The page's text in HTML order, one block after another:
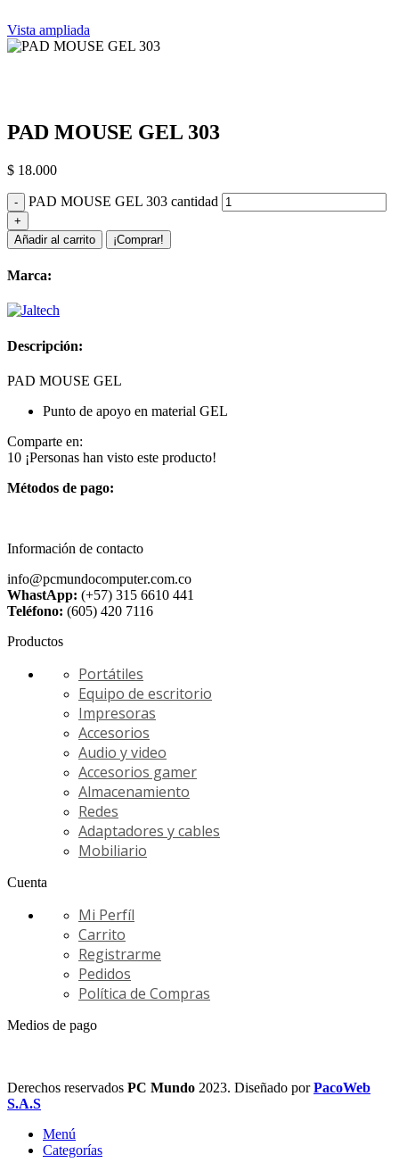
Vista ampliada
PAD MOUSE GEL 303
$ 18.000
PAD MOUSE GEL 303 cantidad
Añadir al carrito ¡Comprar!
Marca:
Descripción:
PAD MOUSE GEL
Punto de apoyo en material GEL
Comparte en:
10 ¡Personas han visto este producto!
Métodos de pago:
Información de contacto
info@pcmundocomputer.com.co
WhastApp: (+57) 315 6610 441
Teléfono: (605) 420 7116
Productos
Portátiles
Equipo de escritorio
Impresoras
Accesorios
Audio y video
Accesorios gamer
Almacenamiento
Redes
Adaptadores y cables
Mobiliario
Cuenta
Mi Perfíl
Carrito
Registrarme
Pedidos
Política de Compras
Medios de pago
Derechos reservados PC Mundo 2023. Diseñado porPacoWeb
S.A.S
Menú
Categorías